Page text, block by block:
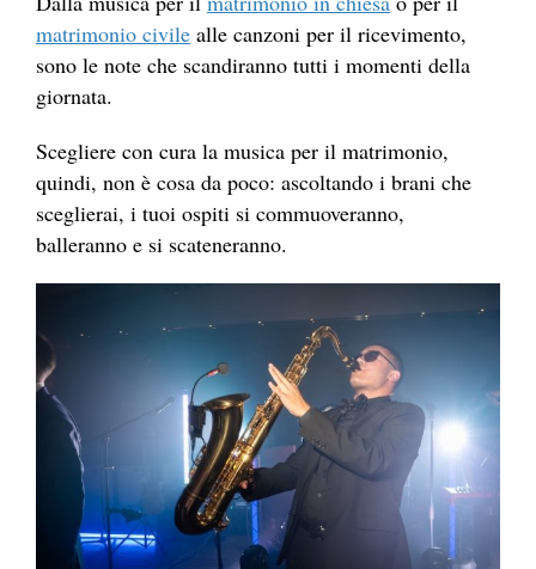
matrimonio civile alle canzoni per il ricevimento,
sono le note che scandiranno tutti i momenti della
giornata.
Scegliere con cura la musica per il matrimonio,
quindi, non è cosa da poco: ascoltando i brani che
sceglierai, i tuoi ospiti si commuoveranno,
balleranno e si scateneranno.